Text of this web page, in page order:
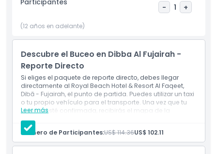
algunos metros más. La inmersión gradual te permitirá
acostumbrarte a respirar con un regulador y familiarizarte
con estar sumergido.
Tu instructor de buceo experimentado te guiará de la
mano en tu Inmersión Introductoria de Buceo alrededor del
sitio de inmersión una vez señales que estás listo. Aquí
disfrutarás de una inmersión de hasta 45 minutos a una
profundidad mínima de 5 metros (15 pies) y máxima de 12
metros (40 pies).
Aspectos Destacados
-
1 +
(12 años en adelante)
Descubre el Buceo en Dibba Al Fujairah -
Reporte Directo
Si eliges el paquete de reporte directo, debes llegar
directamente al Royal Beach Hotel & Resort Al Faqeet,
Dibā - Fujairah, el punto de partida. Puedes utilizar un taxi
o tu propio vehículo para el transporte. Una vez que tu
reserva esté confirmada, recibirás el mapa de la
ubicación e información de contacto.
Leer más
Incluye
Bebidas sin alcohol y agua ilimitadas
Equipo de buceo y snorkel
Número de Participantes:US$ 114.36US$ 102.11